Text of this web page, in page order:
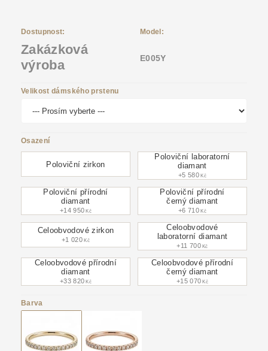
Dostupnost: Model:
Zakázková
výroba
E005Y
Velikost dámského prstenu
Osazení
Poloviční zirkon
Poloviční laboratorní
diamant
+5 580 Kč
Poloviční přírodní
diamant
+14 950 Kč
Poloviční přírodní
černý diamant
+6 710 Kč
Celoobvodové zirkon
+1 020 Kč
Celoobvodové
laboratorní diamant
+11 700 Kč
Celoobvodové přírodní
diamant
+33 820 Kč
Celoobvodové přírodní
černý diamant
+15 070 Kč
Barva